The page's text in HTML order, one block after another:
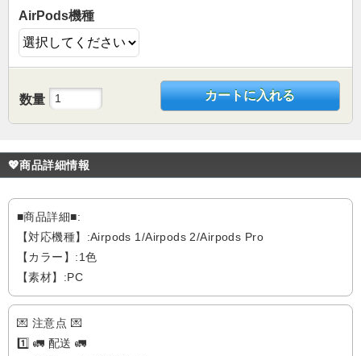
E-mail: kumacasestore@gmail.com
Line ID: kumacase
AirPods機種
数量 カートに入れる
💖商品詳細情報
■商品詳細■:
【対応機種】:Airpods 1/Airpods 2/Airpods Pro
【カラー】:1色
【素材】:PC
💌 注意点 💌
1️⃣ 🚛 配送 🚛